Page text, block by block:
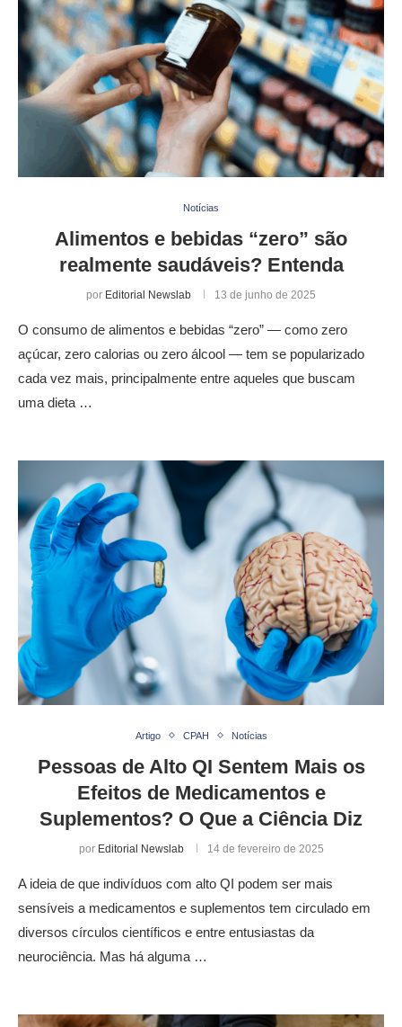
Notícias
Alimentos e bebidas “zero” são
realmente saudáveis? Entenda
por Editorial Newslab 13 de junho de 2025
O consumo de alimentos e bebidas “zero” — como zero
açúcar, zero calorias ou zero álcool — tem se popularizado
cada vez mais, principalmente entre aqueles que buscam
uma dieta …
Artigo CPAH Notícias
Pessoas de Alto QI Sentem Mais os
Efeitos de Medicamentos e
Suplementos? O Que a Ciência Diz
por Editorial Newslab 14 de fevereiro de 2025
A ideia de que indivíduos com alto QI podem ser mais
sensíveis a medicamentos e suplementos tem circulado em
diversos círculos científicos e entre entusiastas da
neurociência. Mas há alguma …